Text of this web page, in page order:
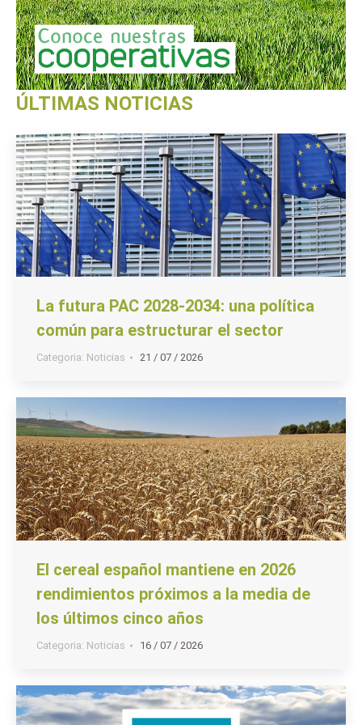
ÚLTIMAS NOTICIAS
La futura PAC 2028-2034: una política
común para estructurar el sector
Categoria: Noticias 21 / 07 / 2026
El cereal español mantiene en 2026
rendimientos próximos a la media de
los últimos cinco años
Categoria: Noticias 16 / 07 / 2026